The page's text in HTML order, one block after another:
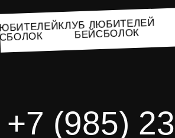
ЛЮБИТЕЛЕЙКЛУБ ЛЮБИТЕЛЕЙ
БЕЙСБОЛОК
+7 (985)